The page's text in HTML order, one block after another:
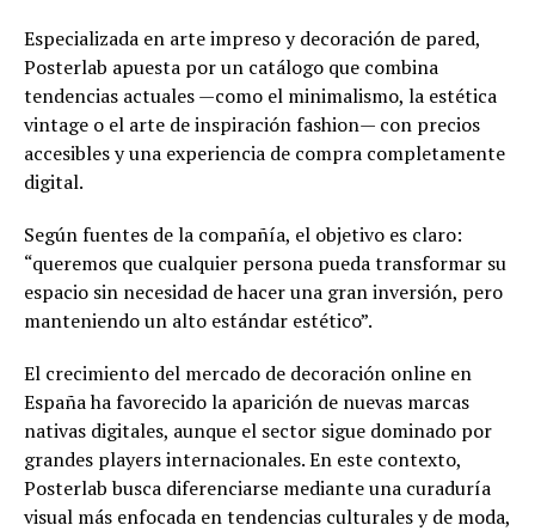
Especializada en arte impreso y decoración de pared,
Posterlab apuesta por un catálogo que combina
tendencias actuales —como el minimalismo, la estética
vintage o el arte de inspiración fashion— con precios
accesibles y una experiencia de compra completamente
digital.
Según fuentes de la compañía, el objetivo es claro:
“queremos que cualquier persona pueda transformar su
espacio sin necesidad de hacer una gran inversión, pero
manteniendo un alto estándar estético”.
El crecimiento del mercado de decoración online en
España ha favorecido la aparición de nuevas marcas
nativas digitales, aunque el sector sigue dominado por
grandes players internacionales. En este contexto,
Posterlab busca diferenciarse mediante una curaduría
visual más enfocada en tendencias culturales y de moda,